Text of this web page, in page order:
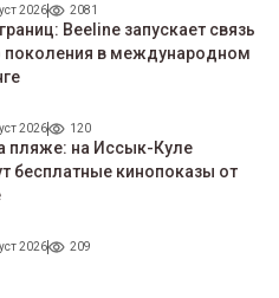
2026 2081
Beeline запускает связь
поколения в международном
2026 120
пляже: на Иссык-Куле
беcплатные кинопоказы от
2026 209